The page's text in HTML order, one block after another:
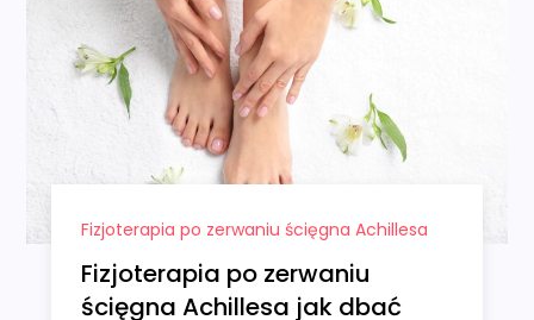
Fizjoterapia po zerwaniu ścięgna Achillesa
Fizjoterapia po zerwaniu
ścięgna Achillesa jak dbać